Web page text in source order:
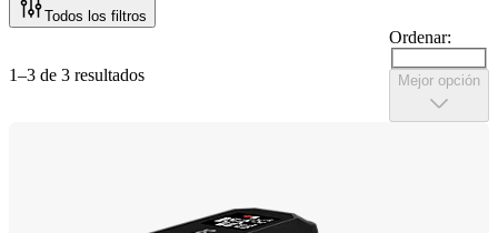
Todos los filtros
1–3 de 3 resultados
Ordenar:
Mejor opción